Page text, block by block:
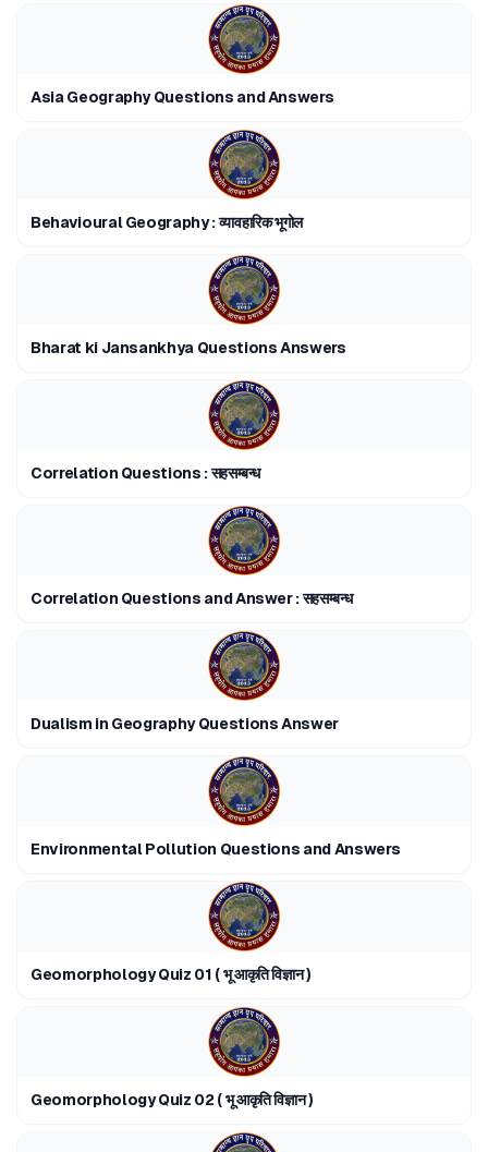
Asia Geography Questions and Answers
Behavioural Geography : व्यावहारिक भूगोल
Bharat ki Jansankhya Questions Answers
Correlation Questions : सहसम्बन्ध
Correlation Questions and Answer : सहसम्बन्ध
Dualism in Geography Questions Answer
Environmental Pollution Questions and Answers
Geomorphology Quiz 01 ( भू आकृति विज्ञान )
Geomorphology Quiz 02 ( भू आकृति विज्ञान )